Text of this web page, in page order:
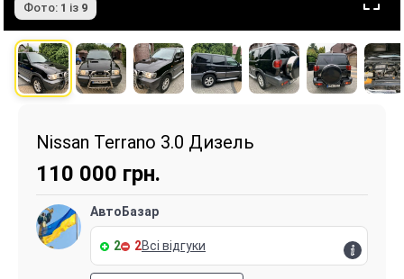
Фото: 1 із 9
Nissan Terrano 3.0 Дизель
110 000 грн.
АвтоБазар
2 2Всі відгуки